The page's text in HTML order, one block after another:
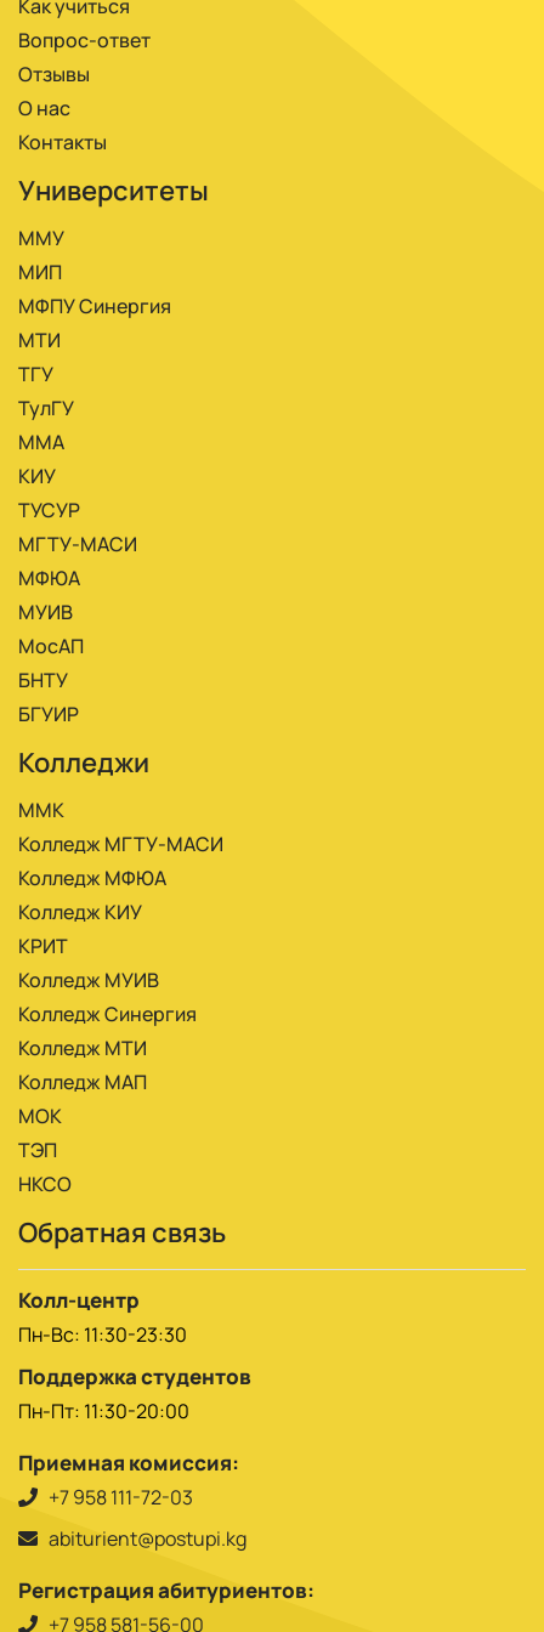
Как учиться
Вопрос-ответ
Отзывы
О нас
Контакты
Университеты
ММУ
МИП
МФПУ Синергия
МТИ
ТГУ
ТулГУ
ММА
КИУ
ТУСУР
МГТУ-МАСИ
МФЮА
МУИВ
МосАП
БНТУ
БГУИР
Колледжи
ММК
Колледж МГТУ-МАСИ
Колледж МФЮА
Колледж КИУ
КРИТ
Колледж МУИВ
Колледж Синергия
Колледж МТИ
Колледж МАП
МОК
ТЭП
НКСО
Обратная связь
Колл-центр
Пн-Вс: 11:30-23:30
Поддержка студентов
Пн-Пт: 11:30-20:00
Приемная комиссия:
+7 958 111-72-03
abiturient@postupi.kg
Регистрация абитуриентов:
+7 958 581-56-00